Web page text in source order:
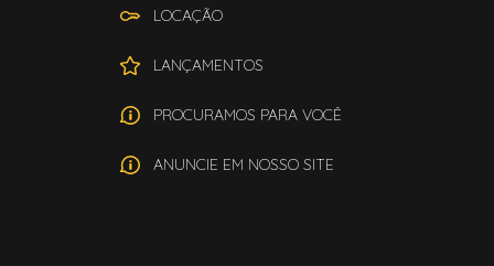
LOCAÇÃO
LANÇAMENTOS
PROCURAMOS PARA VOCÊ
ANUNCIE EM NOSSO SITE